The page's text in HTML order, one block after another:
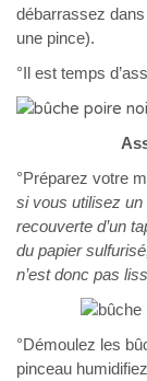
débarrassez
une pince).
°Il est temps
°Préparez votre
si vous utilisez
recouverte d’un
du papier
n’est donc pas
°Démoulez les
pinceau